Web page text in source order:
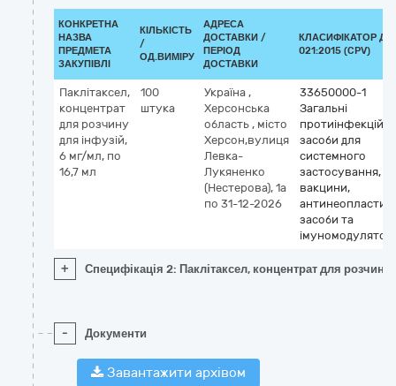
КОНКРЕТНА
НАЗВА
ПРЕДМЕТА
ЗАКУПІВЛІ
КІЛЬКІСТЬ
/
ОД.ВИМІРУ
АДРЕСА
ДОСТАВКИ /
ПЕРІОД
ДОСТАВКИ
КЛАСИФІКАТОР ДК
021:2015 (CPV)
Паклітаксел,
концентрат
для розчину
для інфузій,
6 мг/мл, по
16,7 мл
100
штука
Україна ,
Херсонська
область , місто
Херсон,вулиця
Левка-
Лукяненко
(Нестерова), 1а
по 31-12-2026
33650000-1
Загальні
протиінфекційні
засоби для
системного
застосування,
вакцини,
засоби та
+ Специфікація 2: Паклітаксел, концентрат для
- Документи
Завантажити архівом